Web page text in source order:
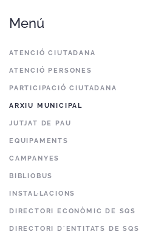
Menú
ATENCIÓ CIUTADANA
ATENCIÓ PERSONES
PARTICIPACIÓ CIUTADANA
ARXIU MUNICIPAL
JUTJAT DE PAU
EQUIPAMENTS
CAMPANYES
BIBLIOBUS
INSTAL·LACIONS
DIRECTORI ECONÒMIC DE SQS
DIRECTORI D'ENTITATS DE SQS